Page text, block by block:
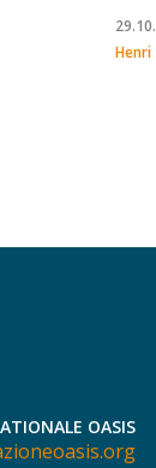
les
Henri
OASIS